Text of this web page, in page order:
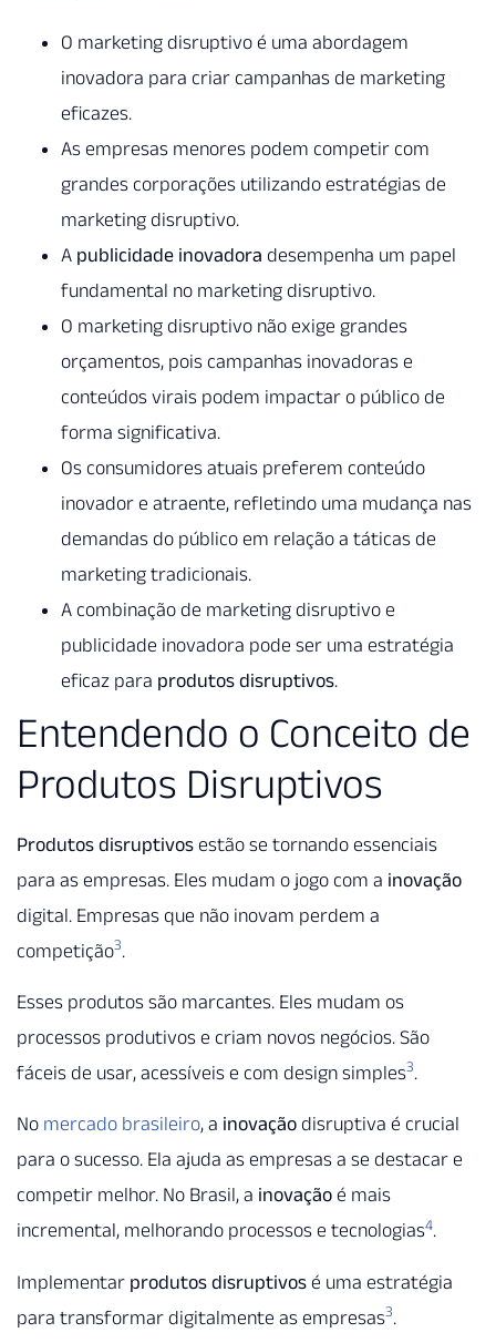
O marketing disruptivo é uma abordagem
inovadora para criar campanhas de marketing
eficazes.
As empresas menores podem competir com
grandes corporações utilizando estratégias de
marketing disruptivo.
A publicidade inovadora desempenha um papel
fundamental no marketing disruptivo.
O marketing disruptivo não exige grandes
orçamentos, pois campanhas inovadoras e
conteúdos virais podem impactar o público de
forma significativa.
Os consumidores atuais preferem conteúdo
inovador e atraente, refletindo uma mudança nas
demandas do público em relação a táticas de
marketing tradicionais.
A combinação de marketing disruptivo e
publicidade inovadora pode ser uma estratégia
eficaz para produtos disruptivos.
Entendendo o Conceito de
Produtos Disruptivos
Produtos disruptivos estão se tornando essenciais
para as empresas. Eles mudam o jogo com a inovação
digital. Empresas que não inovam perdem a
competição3.
Esses produtos são marcantes. Eles mudam os
processos produtivos e criam novos negócios. São
fáceis de usar, acessíveis e com design simples3.
No mercado brasileiro, a inovação disruptiva é crucial
para o sucesso. Ela ajuda as empresas a se destacar e
competir melhor. No Brasil, a inovação é mais
incremental, melhorando processos e tecnologias4.
Implementar produtos disruptivos é uma estratégia
para transformar digitalmente as empresas3.